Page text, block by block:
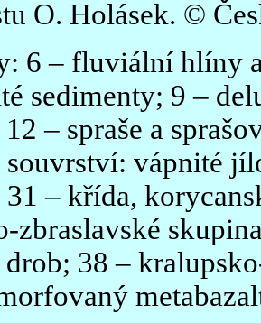
O. Holásek. ©
6 – fluviální hlíny
sedimenty; 9 –
– spraše a
souvrství: vápnité
– křída,
zbraslavské
drob; 38 –